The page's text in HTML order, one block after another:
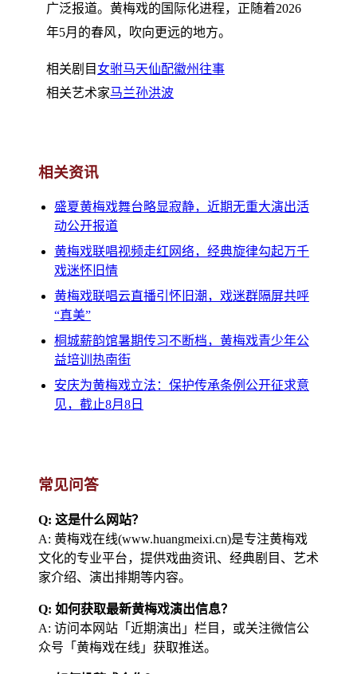
广泛报道。黄梅戏的国际化进程，正随着2026
年5月的春风，吹向更远的地方。
相关剧目 女驸马天仙配徽州往事
相关艺术家马兰孙洪波
相关资讯
盛夏黄梅戏舞台略显寂静，近期无重大演出活
动公开报道
黄梅戏联唱视频走红网络，经典旋律勾起万千
戏迷怀旧情
黄梅戏联唱云直播引怀旧潮，戏迷群隔屏共呼
“真美”
桐城薪韵馆暑期传习不断档，黄梅戏青少年公
益培训热南街
安庆为黄梅戏立法：保护传承条例公开征求意
见，截止8月8日
常见问答
Q: 这是什么网站？
A: 黄梅戏在线(www.huangmeixi.cn)是专注黄梅戏
文化的专业平台，提供戏曲资讯、经典剧目、艺术
家介绍、演出排期等内容。
Q: 如何获取最新黄梅戏演出信息？
A: 访问本网站「近期演出」栏目，或关注微信公
众号「黄梅戏在线」获取推送。